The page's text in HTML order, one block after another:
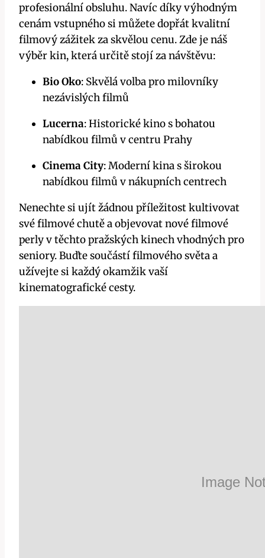
profesionální obsluhu. Navíc díky výhodným
cenám vstupného si můžete dopřát kvalitní
filmový zážitek za skvělou cenu. Zde je náš
výběr kin, která určitě stojí za návštěvu:
Bio Oko: Skvělá volba pro milovníky
nezávislých filmů
Lucerna: Historické kino s bohatou
nabídkou filmů v centru Prahy
Cinema City: Moderní kina s širokou
nabídkou filmů v nákupních centrech
Nenechte si ujít žádnou příležitost kultivovat
své filmové chutě a objevovat nové filmové
perly v těchto pražských kinech vhodných pro
seniory. Buďte součástí filmového světa a
užívejte si každý okamžik vaší
kinematografické cesty.